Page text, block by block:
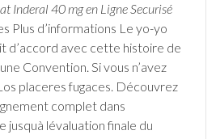
Inderal 40 mg en Ligne Securisé
Plus d’informations Le yo-yo
d’accord avec cette histoire de
Convention. Si vous n’avez
placeres fugaces. Découvrez
complet dans
jusquà lévaluation finale du